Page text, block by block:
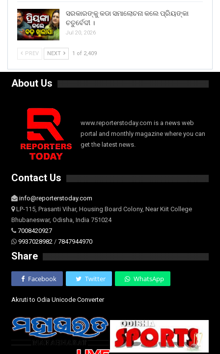
ସରକାରଙ୍କୁ କଡା ସମାଲୋଚନା କଲେ ପ୍ରିୟଙ୍କା
ଚତୁର୍ବେଦୀ ।
Jul 20, 2026
PREV NEXT 1 of 2,409
About Us
www.reporterstoday.com is a news web
portal and monthly magazine where you can
get the latest news.
Contact Us
info@reporterstoday.com
LP-115, Prasanti Vihar, Housing Board Colony, Near Kiit College
Bhubaneswar, Odisha, India 751024
7008420927
9937028982 / 7847944970
Share
Facebook Twitter WhatsApp
Akruti to Odia Unicode Converter